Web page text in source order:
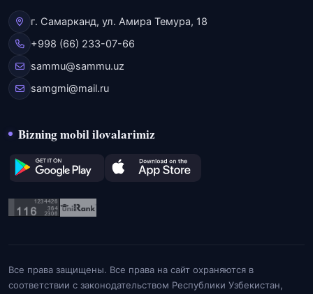
г. Самарканд, ул. Амира Темура, 18
+998 (66) 233-07-66
sammu@sammu.uz
samgmi@mail.ru
Bizning mobil ilovalarimiz
Все права защищены. Все права на сайт охраняются в
соответствии с законодательством Республики Узбекистан,